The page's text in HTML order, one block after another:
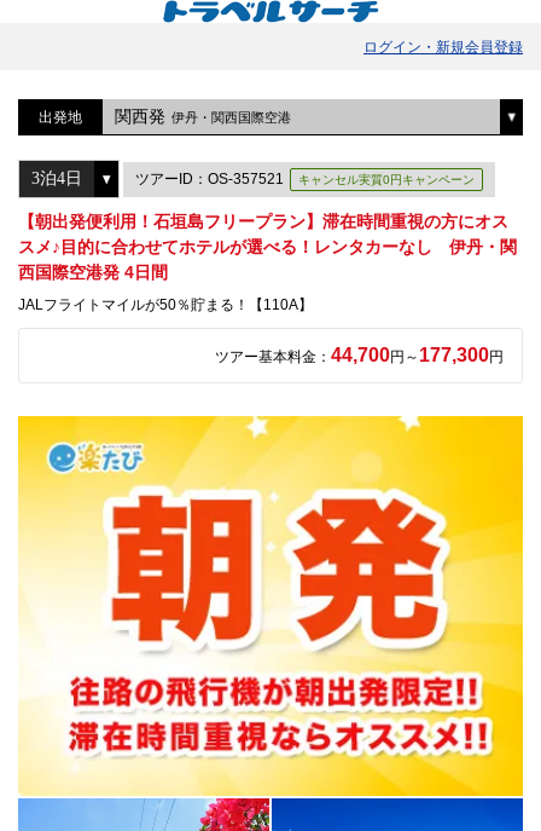
ログイン・新規会員登録
出発地 関西発 伊丹・関西国際空港
ツアーID：OS-357521 キャンセル実質0円キャンペーン
【朝出発便利用！石垣島フリープラン】滞在時間重視の方にオス
スメ♪目的に合わせてホテルが選べる！レンタカーなし 伊丹・関
西国際空港発 4日間
JALフライトマイルが50％貯まる！【110A】
ツアー基本料金： 44,700円～ 177,300円